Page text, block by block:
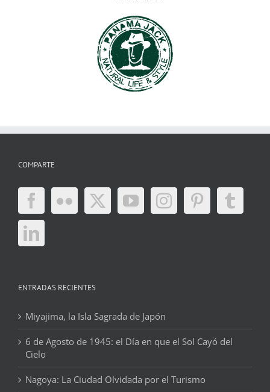
COMPARTE
ENTRADAS RECIENTES
Miyajima, la Isla Sagrada de Japón
6 de Agosto de 1945: el Día en que el Sol Cayó del
Cielo
Nagoya: La Ciudad Olvidada por el Turismo